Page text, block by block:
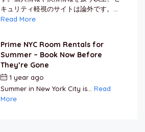
キュリティ軽視のサイトは論外です。...
Read More
Prime NYC Room Rentals for
Summer – Book Now Before
They’re Gone
1 year ago
Summer in New York City is... Read
More